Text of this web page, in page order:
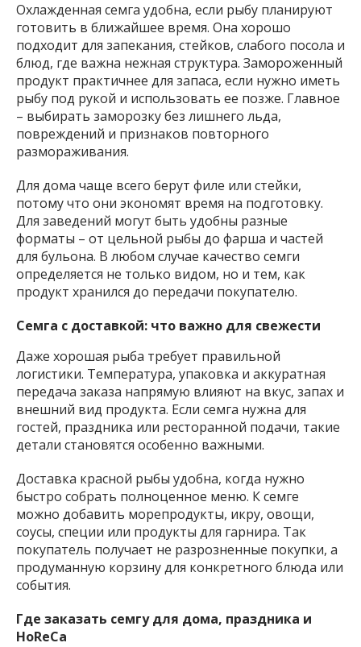
Охлажденная семга удобна, если рыбу планируют
готовить в ближайшее время. Она хорошо
подходит для запекания, стейков, слабого посола и
блюд, где важна нежная структура. Замороженный
продукт практичнее для запаса, если нужно иметь
рыбу под рукой и использовать ее позже. Главное
– выбирать заморозку без лишнего льда,
повреждений и признаков повторного
размораживания.
Для дома чаще всего берут филе или стейки,
потому что они экономят время на подготовку.
Для заведений могут быть удобны разные
форматы – от цельной рыбы до фарша и частей
для бульона. В любом случае качество семги
определяется не только видом, но и тем, как
продукт хранился до передачи покупателю.
Семга с доставкой: что важно для свежести
Даже хорошая рыба требует правильной
логистики. Температура, упаковка и аккуратная
передача заказа напрямую влияют на вкус, запах и
внешний вид продукта. Если семга нужна для
гостей, праздника или ресторанной подачи, такие
детали становятся особенно важными.
Доставка красной рыбы удобна, когда нужно
быстро собрать полноценное меню. К семге
можно добавить морепродукты, икру, овощи,
соусы, специи или продукты для гарнира. Так
покупатель получает не разрозненные покупки, а
продуманную корзину для конкретного блюда или
события.
Где заказать семгу для дома, праздника и
HoReCa